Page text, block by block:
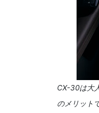
CX-30は大
のメリット